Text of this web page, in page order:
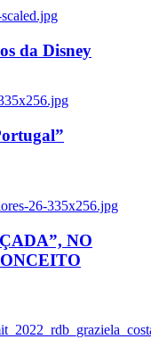
da Disney
26-335x256.jpg
NO